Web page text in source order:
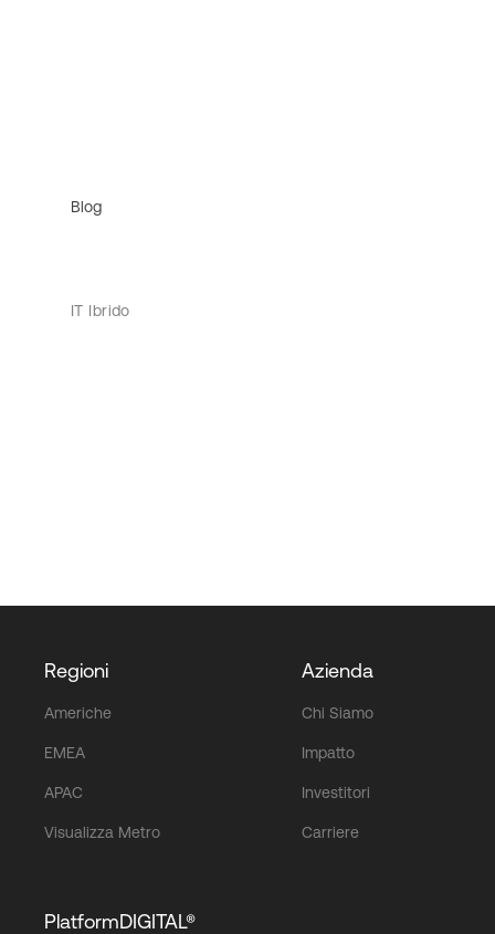
Blog
IT Ibrido
Regioni
Americhe
EMEA
APAC
Visualizza Metro
Azienda
Chi Siamo
Impatto
Investitori
Carriere
PlatformDIGITAL®